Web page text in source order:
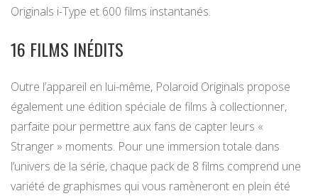
Originals i-Type et 600 films instantanés.
16 FILMS INÉDITS
Outre l’appareil en lui-même, Polaroid Originals propose
également une édition spéciale de films à collectionner,
parfaite pour permettre aux fans de capter leurs «
Stranger » moments. Pour une immersion totale dans
l’univers de la série, chaque pack de 8 films comprend une
variété de graphismes qui vous ramèneront en plein été